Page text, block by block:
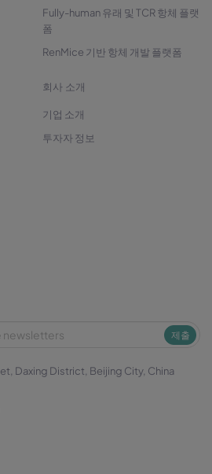
Fully-human 유래 및 TCR 항체 플랫
폼
RenMice 기반 항체 개발 플랫폼
회사 소개
기업 소개
투자자 정보
제출
Daxing District, Beijing City, China